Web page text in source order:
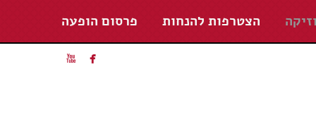
הצטרפות להנחות פרסום הופעה

